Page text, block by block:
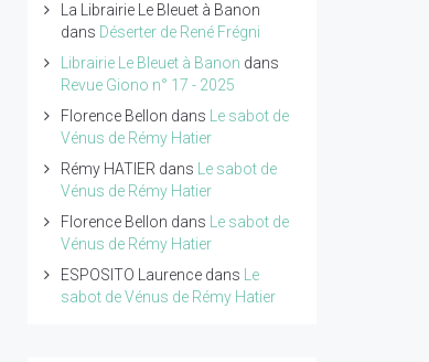
La Librairie Le Bleuet à Banon
dans Déserter de René Frégni
Librairie Le Bleuet à Banon dans
Revue Giono n° 17 - 2025
Florence Bellon dans
Le sabot de
Vénus de Rémy Hatier
Rémy HATIER dans
Le sabot de
Vénus de Rémy Hatier
Florence Bellon dans
Le sabot de
Vénus de Rémy Hatier
ESPOSITO Laurencedans
Le
sabot de Vénus de Rémy Hatier